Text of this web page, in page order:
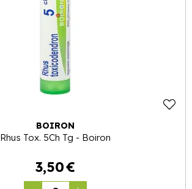
BOIRON
Rhus Tox. 5Ch Tg - Boiron
3,50€